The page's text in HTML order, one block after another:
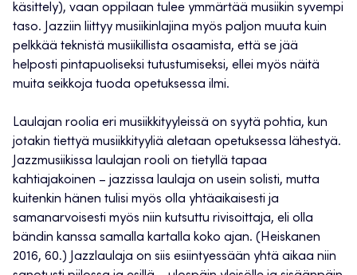
käsittely), vaan oppilaan tulee ymmärtää musiikin syvempi
taso. Jazziin liittyy musiikinlajina myös paljon muuta kuin
pelkkää teknistä musiikillista osaamista, että se jää
helposti pintapuoliseksi tutustumiseksi, ellei myös näitä
muita seikkoja tuoda opetuksessa ilmi.
Laulajan roolia eri musiikkityyleissä on syytä pohtia, kun
jotakin tiettyä musiikkityyliä aletaan opetuksessa lähestyä.
Jazzmusiikissa laulajan rooli on tietyllä tapaa
kahtiajakoinen – jazzissa laulaja on usein solisti, mutta
kuitenkin hänen tulisi myös olla yhtäaikaisesti ja
samanarvoisesti myös niin kutsuttu rivisoittaja, eli olla
bändin kanssa samalla kartalla koko ajan. (Heiskanen
2016, 60.) Jazzlaulaja on siis esiintyessään yhtä aikaa niin